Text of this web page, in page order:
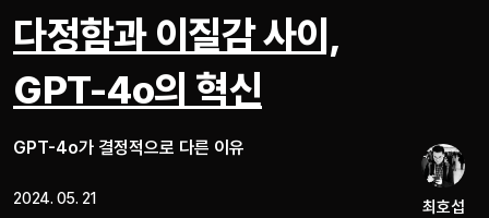
다정함과 이질감 사이,
GPT-4o의 혁신
GPT-4o가 결정적으로 다른 이유
2024. 05. 21 최호섭